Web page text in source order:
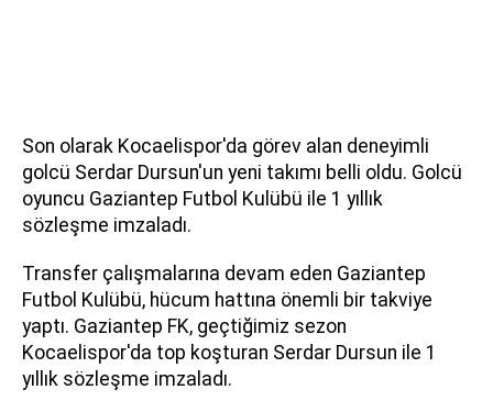
Son olarak Kocaelispor'da görev alan deneyimli
golcü Serdar Dursun'un yeni takımı belli oldu. Golcü
oyuncu Gaziantep Futbol Kulübü ile 1 yıllık
sözleşme imzaladı.
Transfer çalışmalarına devam eden Gaziantep
Futbol Kulübü, hücum hattına önemli bir takviye
yaptı. Gaziantep FK, geçtiğimiz sezon
Kocaelispor'da top koşturan Serdar Dursun ile 1
yıllık sözleşme imzaladı.